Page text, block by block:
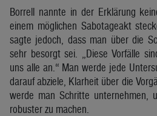
Borrell nannte in der Erklärung
einem möglichen Sabotageakt
sagte jedoch, dass man über die
sehr besorgt sei. „Diese Vorfälle
uns alle an.“ Man werde jede
darauf abziele, Klarheit über die
werde man Schritte unternehmen,
robuster zu machen.